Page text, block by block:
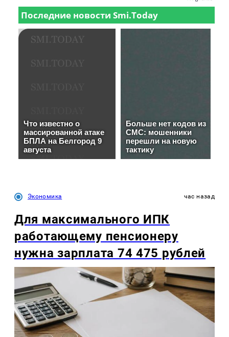
Экономика час назад
Для максимального ИПК
работающему пенсионеру
нужна зарплата 74 475 рублей